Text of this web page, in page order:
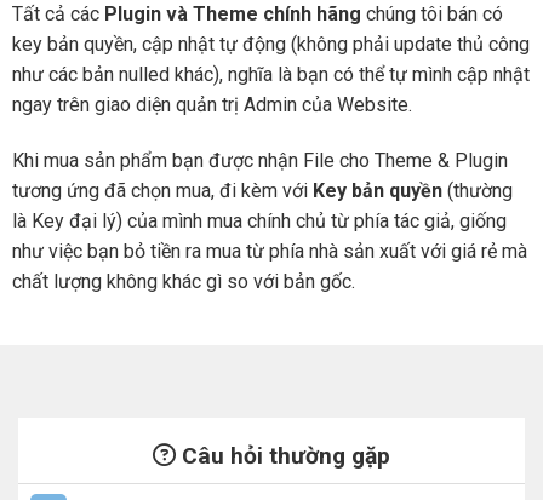
Tất cả các Plugin và Theme chính hãng chúng tôi bán có
key bản quyền, cập nhật tự động (không phải update thủ công
như các bản nulled khác), nghĩa là bạn có thể tự mình cập nhật
ngay trên giao diện quản trị Admin của Website.
Khi mua sản phẩm bạn được nhận File cho Theme & Plugin
tương ứng đã chọn mua, đi kèm với Key bản quyền (thường
là Key đại lý) của mình mua chính chủ từ phía tác giả, giống
như việc bạn bỏ tiền ra mua từ phía nhà sản xuất với giá rẻ mà
chất lượng không khác gì so với bản gốc.
Câu hỏi thường gặp